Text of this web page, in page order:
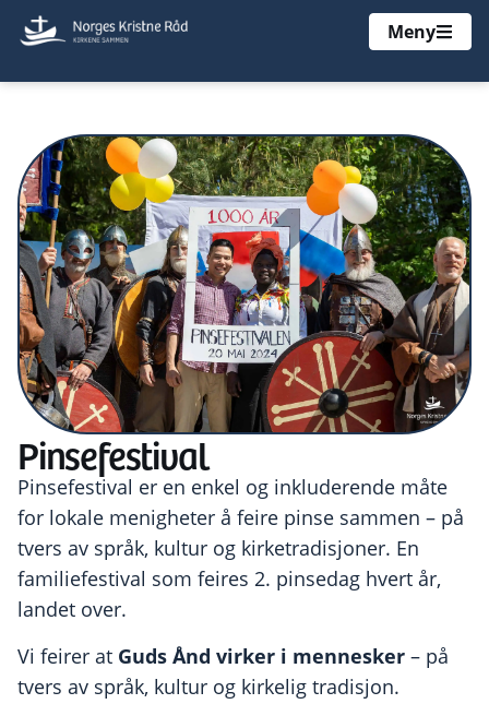
Meny
Pinsefestival
Pinsefestival er en enkel og inkluderende måte
for lokale menigheter å feire pinse sammen – på
tvers av språk, kultur og kirketradisjoner. En
familiefestival som feires 2. pinsedag hvert år,
landet over.
Vi feirer at Guds Ånd virker i mennesker – på
tvers av språk, kultur og kirkelig tradisjon.